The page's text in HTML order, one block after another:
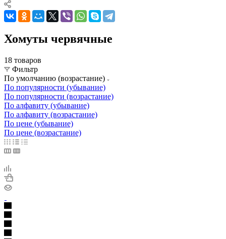
Хомуты червячные
18 товаров
Фильтр
По умолчанию (возрастание)
По популярности (убывание)
По популярности (возрастание)
По алфавиту (убывание)
По алфавиту (возрастание)
По цене (убывание)
По цене (возрастание)